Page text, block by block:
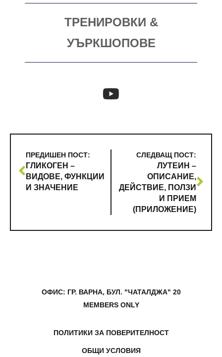
ТРЕНИРОВКИ &
УЪРКШОПОВЕ
ПРЕДИШЕН ПОСТ:
ГЛИКОГЕН –
ВИДОВЕ, ФУНКЦИИ
И ЗНАЧЕНИЕ
СЛЕДВАЩ ПОСТ:
ЛУТЕИН –
ОПИСАНИЕ,
ДЕЙСТВИЕ, ПОЛЗИ
И ПРИЕМ
(ПРИЛОЖЕНИЕ)
ОФИС: ГР. ВАРНА, БУЛ. "ЧАТАЛДЖА" 20
MEMBERS ONLY
ПОЛИТИКИ ЗА ПОВЕРИТЕЛНОСТ
ОБЩИ УСЛОВИЯ